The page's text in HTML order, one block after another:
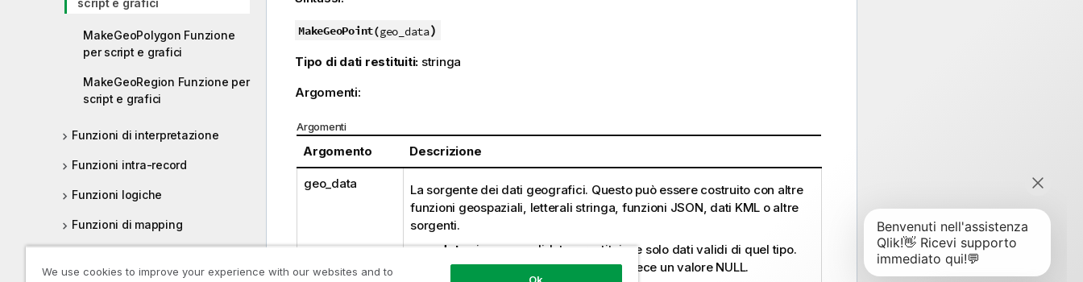
script e grafici
MakeGeoPolygon Funzione
per script e grafici
MakeGeoRegion Funzione per
script e grafici
Funzioni di interpretazione
Funzioni intra-record
Funzioni logiche
Funzioni di mapping
MakeGeoPoint(geo_data)
Tipo di dati restituiti: stringa
Argomenti:
Argomenti
Argomento Descrizione
geo_data
La sorgente dei dati geografici. Questo può essere costruito con altre
funzioni geospaziali, letterali stringa, funzioni JSON, dati KML o altre
sorgenti.
geo_dataviene convalidato e restituisce solo dati validi di quel tipo.
Qualsiasi dato non valido restituisce invece un valore NULL.
We use cookies to improve your experience with our websites and to